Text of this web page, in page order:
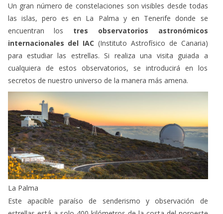
encuentran los
internacionales del IAC
(Instituto Astrofísico de Canaria)
cualquiera de estos observatorios, se introducirá en los
secretos de nuestro universo de la manera más amena.
La Palma
Este apacible paraíso de senderismo y observación de
de África. El astroturismo ha surgido con fuerza en la isla y se